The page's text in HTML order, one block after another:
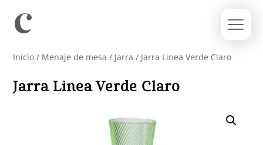
Inicio / Menaje de mesa / Jarra / Jarra Linea Verde Claro
Jarra Linea Verde Claro